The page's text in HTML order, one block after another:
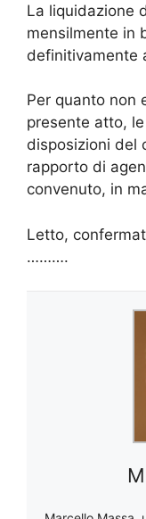
La liquidazione
mensilmente in
definitivamente
Per quanto non
presente atto,
disposizioni del
rapporto di
convenuto, in
Letto,
……….